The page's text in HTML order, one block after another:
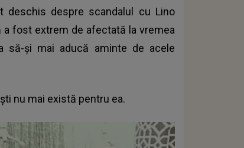
deschis despre scandalul cu Lino
a fost extrem de afectată la vremea
să-și mai aducă aminte de acele
nu mai există pentru ea.